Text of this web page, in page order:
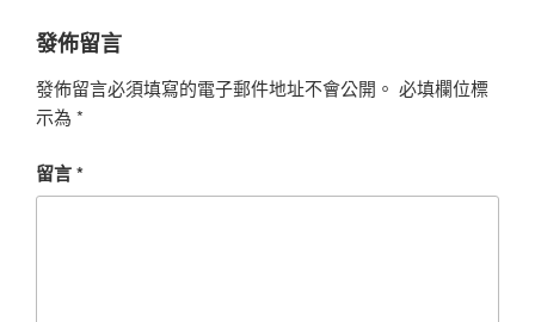
發佈留言
發佈留言必須填寫的電子郵件地址不會公開。 必填欄位標
示為 *
留言*